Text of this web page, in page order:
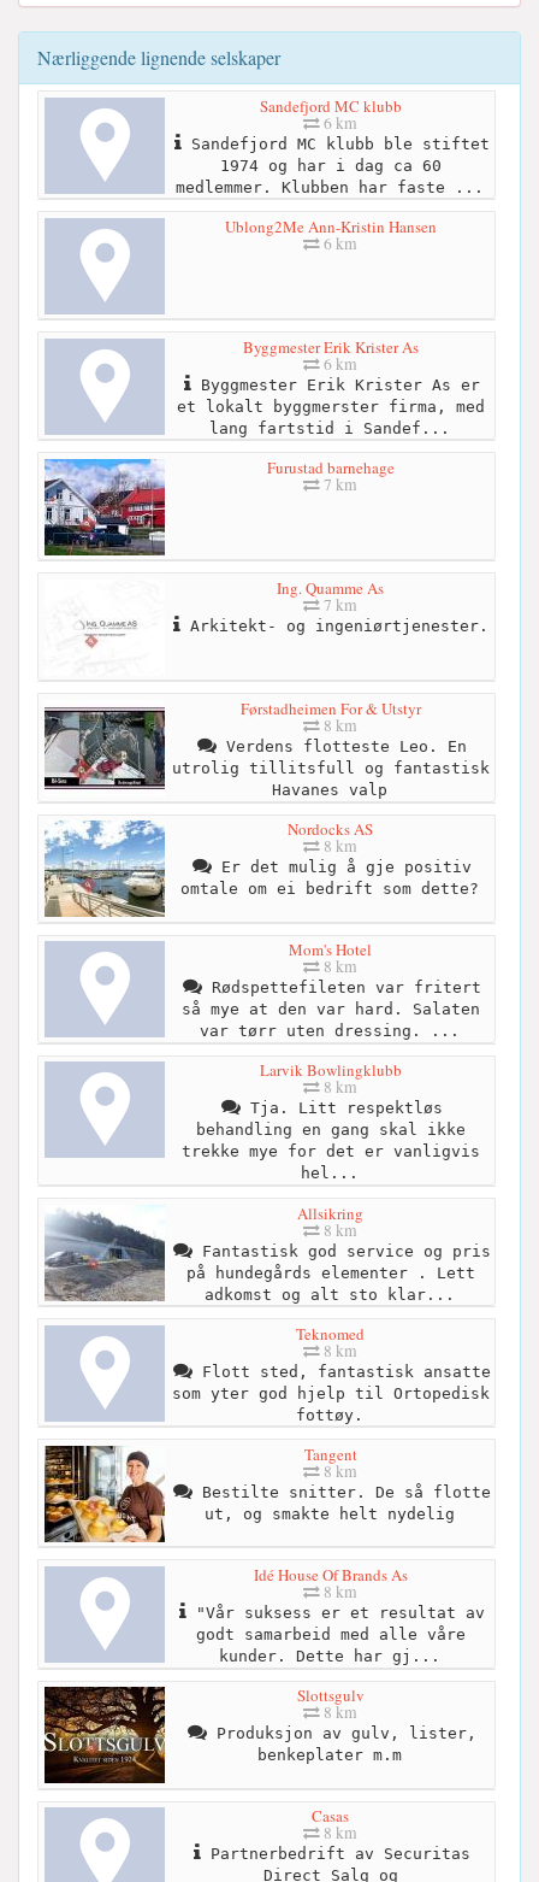
Nærliggende lignende selskaper
Sandefjord MC klubb
6 km
Sandefjord MC klubb ble stiftet
1974 og har i dag ca 60
medlemmer. Klubben har faste ...
Ublong2Me Ann-Kristin Hansen
6 km
Byggmester Erik Krister As
6 km
Byggmester Erik Krister As er
et lokalt byggmerster firma, med
lang fartstid i Sandef...
Furustad barnehage
7 km
Ing. Quamme As
7 km
Arkitekt- og ingeniørtjenester.
Førstadheimen For & Utstyr
8 km
Verdens flotteste Leo. En
utrolig tillitsfull og fantastisk
Havanes valp
Nordocks AS
8 km
Er det mulig å gje positiv
omtale om ei bedrift som dette?
Mom's Hotel
8 km
Rødspettefileten var fritert
så mye at den var hard. Salaten
var tørr uten dressing. ...
Larvik Bowlingklubb
8 km
Tja. Litt respektløs
behandling en gang skal ikke
trekke mye for det er vanligvis
hel...
Allsikring
8 km
Fantastisk god service og pris
på hundegårds elementer . Lett
adkomst og alt sto klar...
Teknomed
8 km
Flott sted, fantastisk ansatte
som yter god hjelp til Ortopedisk
fottøy.
Tangent
8 km
Bestilte snitter. De så flotte
ut, og smakte helt nydelig
Idé House Of Brands As
8 km
"Vår suksess er et resultat av
godt samarbeid med alle våre
kunder. Dette har gj...
Slottsgulv
8 km
Produksjon av gulv, lister,
benkeplater m.m
Casas
8 km
Partnerbedrift av Securitas
Direct Salg og